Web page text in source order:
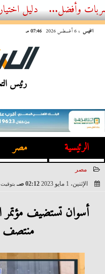
الخميس ، 6 أغسطس 2026 07:46 مـ
رئيس
الرئيسية مصر
مصر
الإثنين، 1 مايو 2023
02:12 صـ بتوقيت
أسوان تستضيف مؤتمر
منتصف